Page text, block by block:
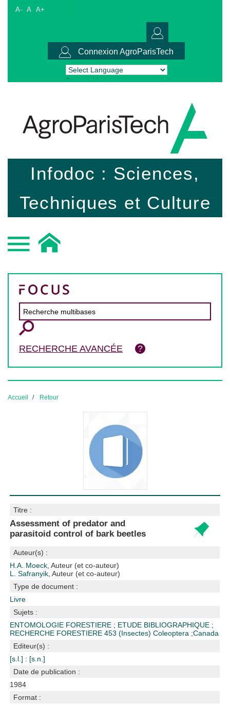
A- A A+
Connexion AgroParisTech
Powered by Translate
Infodoc : Sciences,
Techniques et Culture
RECHERCHE AVANCÉE
Accueil Retour
Titre :
Assessment of predator and
parasitoid control of bark beetles
Auteur(s) :
H.A. Moeck , Auteur (et co-auteur)
L. Safranyik , Auteur (et co-auteur)
Type de document :
Livre
Sujets :
ENTOMOLOGIE FORESTIERE ; ETUDE BIBLIOGRAPHIQUE ;
RECHERCHE FORESTIERE453 (Insectes)Coleoptera ;Canada
Editeur(s) :
[s.l.] : [s.n.]
Date de publication :
1984
Format :